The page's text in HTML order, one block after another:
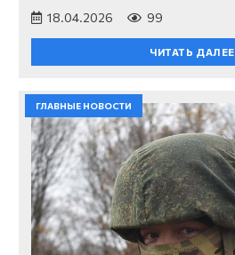
18.04.2026 99
ЧИТАТЬ ДАЛЕЕ
ГЛАВНЫЕ НОВОСТИ